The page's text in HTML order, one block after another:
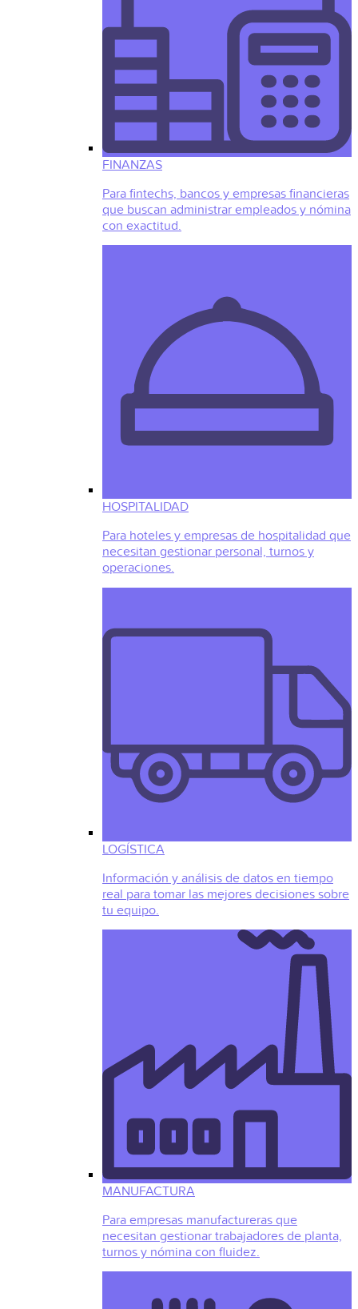
FINANZAS
Para fintechs, bancos y empresas financieras
que buscan administrar empleados y nómina
con exactitud.
HOSPITALIDAD
Para hoteles y empresas de hospitalidad que
necesitan gestionar personal, turnos y
operaciones.
LOGÍSTICA
Información y análisis de datos en tiempo
real para tomar las mejores decisiones sobre
tu equipo.
MANUFACTURA
Para empresas manufactureras que
necesitan gestionar trabajadores de planta,
turnos y nómina con fluidez.